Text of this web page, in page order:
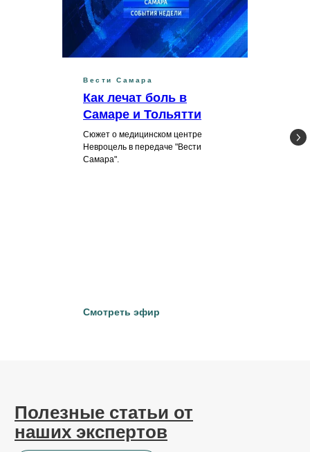
Вести Самара
Как лечат боль в
Самаре и Тольятти
Сюжет о медицинском центре
Невроцель в передаче "Вести
Самара".
Смотреть эфир
Полезные статьи от
наших экспертов